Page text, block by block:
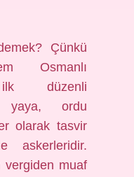
Çünkü
Osmanlı
ilk düzenli
yaya, ordu
olarak tasvir
askerleridir.
vergiden muaf